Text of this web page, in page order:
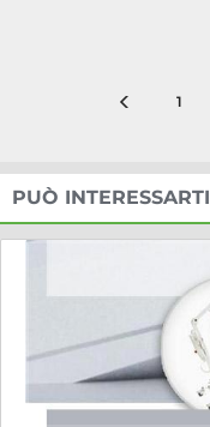
1
PUÒ INTERESSARTI